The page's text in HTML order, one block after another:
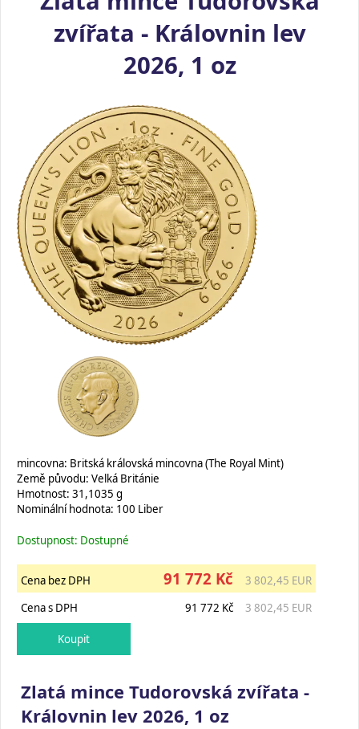
zvířata - Královnin lev
2026, 1 oz
mincovna: Britská královská mincovna (The Royal Mint)
Země původu: Velká Británie
Hmotnost: 31,1035 g
Nominální hodnota: 100 Liber
Dostupnost: Dostupné
Cena bez DPH 91 772 Kč
3 802,45 EUR
Cena s DPH
91 772 Kč 3 802,45 EUR
Zlatá mince Tudorovská zvířata -
Královnin lev 2026, 1 oz